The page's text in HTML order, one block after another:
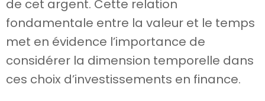
de cet argent. Cette relation
fondamentale entre la valeur et le temps
met en évidence l’importance de
considérer la dimension temporelle dans
ces choix d’investissements en finance.